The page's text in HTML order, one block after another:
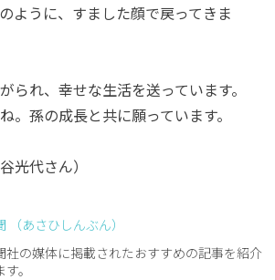
ように、すました顔で戻ってきま
られ、幸せな生活を送っています。
。孫の成長と共に願っています。
光代さん）
（あさひしんぶん）
社の媒体に掲載されたおすすめの記事を紹介
。